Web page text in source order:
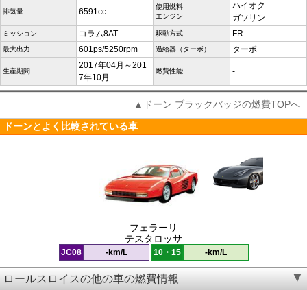
排気量 6591cc
使用燃料
エンジン
ハイオク
ガソリン
ミッション コラム8AT 駆動方式 FR
最大出力 601ps/5250rpm 過給器（ターボ） ターボ
生産期間
2017年04月～201
7年10月
燃費性能 -
▲ドーン ブラックバッジの燃費TOPへ
ドーンとよく比較されている車
フェラーリ
テスタロッサ
JC08 -km/L 10・15 -km/L
ロールスロイスの他の車の燃費情報